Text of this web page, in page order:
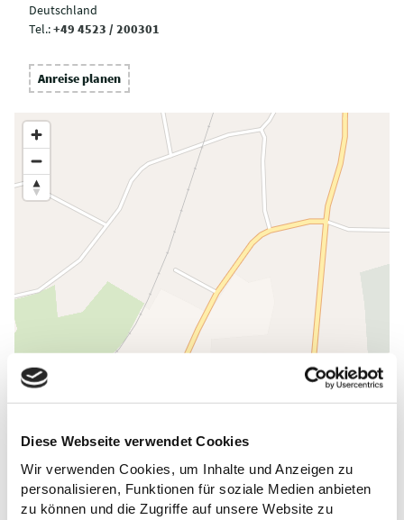
Diese Webseite verwendet Cookies
Wir verwenden Cookies, um Inhalte und Anzeigen zu
personalisieren, Funktionen für soziale Medien anbieten
zu können und die Zugriffe auf unsere Website zu
Deutschland
Tel.:+49 4523 / 200301
Anreise planen
ALLGEMEINE INFORMATIONEN